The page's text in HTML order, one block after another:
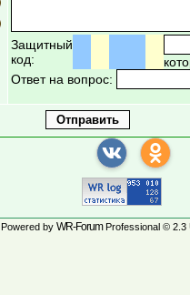
Защитный
код:
Ответ на вопрос:
Powered by WR-ForumProfessional © 2.3